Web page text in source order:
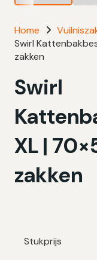
Home
Swirl
zakken
Swirl
XL |
zakken
Stukprijs